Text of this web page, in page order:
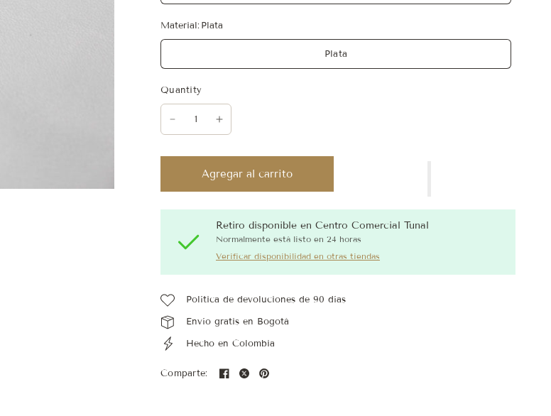
Material: Plata
Plata
Quantity
Agregar al carrito
Retiro disponible enCentro Comercial Tunal
Normalmente está listo en 24 horas
Verificar disponibilidad en otras tiendas
Política de devoluciones de 90 días
Envío gratis en Bogotá
Hecho en Colombia
Comparte: